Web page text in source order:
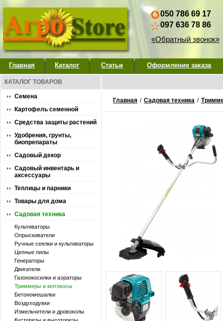
050 786 69 17
097 636 78 86
«Обратный звонок»
Главная Каталог Статьи Оформление заказа
КАТАЛОГ ТОВАРОВ
Семена
Картофель семенной
Средства защиты растений
Удобрения, грунты,
биопрепараты
Садовый декор
Садовый инвентарь и
аксессуары
Теплицы и парники
Товары для дома
Садовая техника
Культиваторы
Опрыскиватели
Ручные сеялки и культиваторы
Цепные пилы
Генераторы
Двигатели
Газонокосилки и аэраторы
Триммеры и мотокосы
Бетономешалки
Воздуходувки
Измельчители и дровоколы
Главная / Садовая техника /